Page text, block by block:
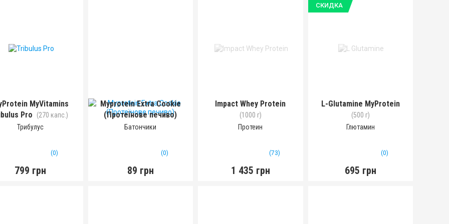
MyVitamins
Pro
(270 капс.)
Трибулус
(0)
799 грн
Myprotein Extra Cookie
(Протеїнове печиво)
(75 г)
Батончики
(0)
89 грн
Impact Whey Protein
(1000 г)
Протеин
(73)
1 435 грн
СКИДКА
L-Glutamine MyProtein
(500 г)
Глютамин
(0)
695 грн